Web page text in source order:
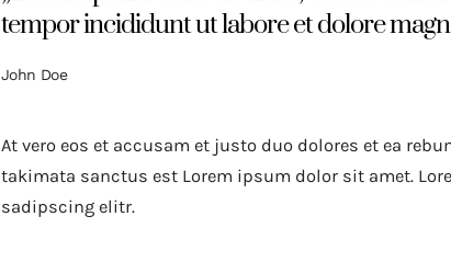
tempor incididunt ut labore et dolore
John Doe
At vero eos et accusam et justo duo dolores et ea
takimata sanctus est Lorem ipsum dolor sit amet.
sadipscing elitr.